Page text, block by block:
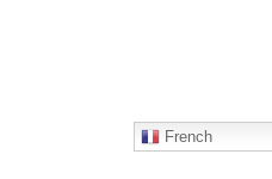
French